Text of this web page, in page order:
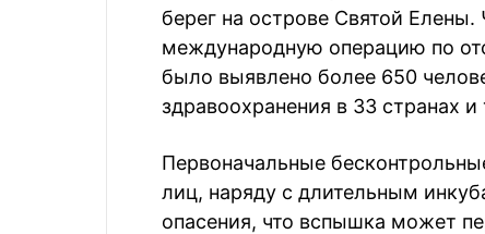
берег на острове Святой
международную операцию по
было выявлено более 650
здравоохранения в 33 странах
Первоначальные
лиц, наряду с длительным
опасения, что вспышка может